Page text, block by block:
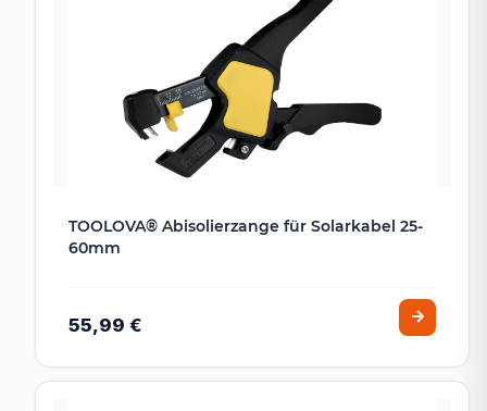
TOOLOVA® Abisolierzange für Solarkabel 25-
60mm
55,99 €